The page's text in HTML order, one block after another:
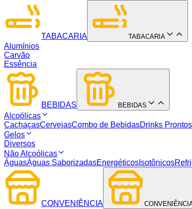
TABACARIA TABACARIA
Alumínios
Carvão
Essência
BEBIDAS BEBIDAS
Alcoólicas
CachaçasCervejasCombo de BebidasDrinks Prontos
Gelos
Diversos
Não Alcoólicas
ÁguasÁguas SaborizadasEnergéticos Isotônicos
CONVENIÊNCIA